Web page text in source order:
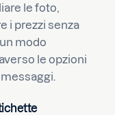
le foto,
i prezzi senza
modo
le opzioni